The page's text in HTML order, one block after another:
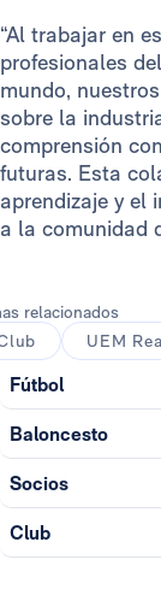
“Al trabajar en
profesionales
mundo,
sobre la
comprensión
futuras. Esta
aprendizaje y el
a la comunidad
relacionados
UEM
Fútbol
Baloncesto
Socios
Club